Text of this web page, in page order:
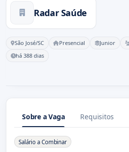
Radar Saúde
São José/SC Presencial Junior
há 388 dias
Sobre a Vaga Requisitos
Sobre a Vaga
Salário a Combinar